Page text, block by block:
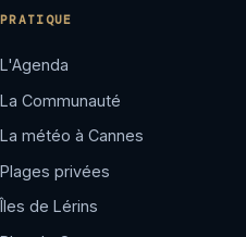
PRATIQUE
L'Agenda
La Communauté
La météo à Cannes
Plages privées
Îles de Lérins